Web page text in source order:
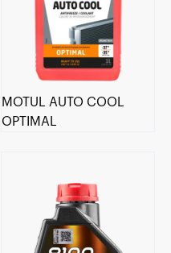
MOTUL AUTO COOL
OPTIMAL